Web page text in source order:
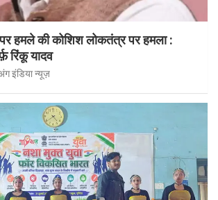
हमले की कोशिश लोकतंत्र पर हमला :
रिंकू यादव
इंडिया न्यूज़